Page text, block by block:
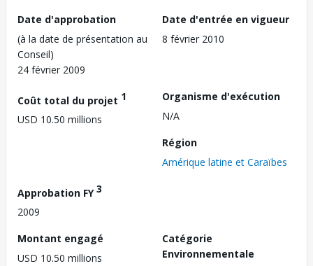
Date d'approbation
(à la date de présentation au
Conseil)
24 février 2009
Date d'entrée en vigueur
8 février 2010
Coût total du projet 1
USD 10.50 millions
Organisme d'exécution
N/A
Région
Amérique latine et Caraïbes
Approbation FY3
2009
Montant engagé
USD 10.50 millions
Catégorie
Environnementale